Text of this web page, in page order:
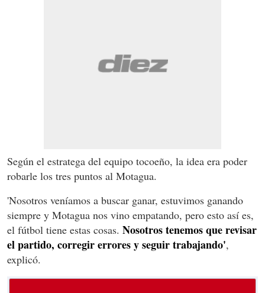
Según el estratega del equipo tocoeño, la idea era poder
robarle los tres puntos al Motagua.
'Nosotros veníamos a buscar ganar, estuvimos ganando
siempre y Motagua nos vino empatando, pero esto así es,
el fútbol tiene estas cosas. Nosotros tenemos que revisar
el partido, corregir errores y seguir trabajando',
explicó.